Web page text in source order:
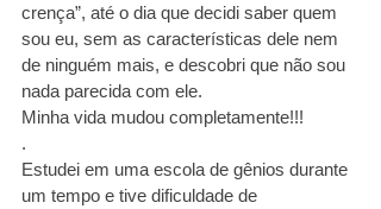
crença”, até o dia que decidi saber quem
sou eu, sem as características dele nem
de ninguém mais, e descobri que não sou
nada parecida com ele.
Minha vida mudou completamente!!!
.
Estudei em uma escola de gênios durante
um tempo e tive dificuldade de